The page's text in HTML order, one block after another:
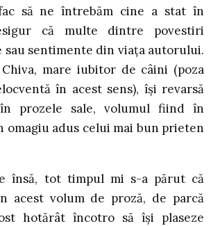
să ne întrebăm cine a stat în
că multe dintre povestiri
sau sentimente din viața autorului.
mare iubitor de câini (poza
în acest sens), își revarsă
prozele sale, volumul fiind în
omagiu adus celui mai bun prieten
însă, tot timpul mi s-a părut că
acest volum de proză, de parcă
hotărât încotro să își plaseze